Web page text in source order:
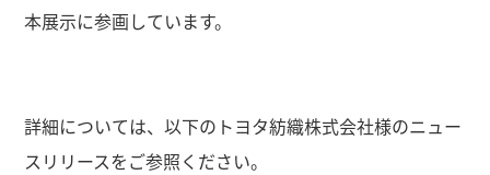
本展示に参画しています。
詳細については、以下のトヨタ紡織株式会社様のニュー
スリリースをご参照ください。